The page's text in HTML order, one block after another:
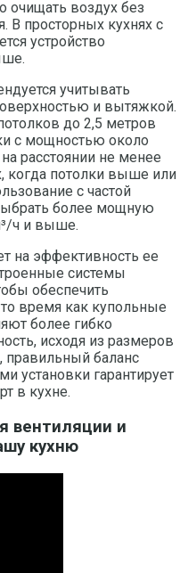
очищать воздух без
В просторных кухнях с
устройство
учитывать
и вытяжкой.
до 2,5 метров
с мощностью около
расстоянии не менее
когда потолки выше или
с частой
более мощную
ч и выше.
на эффективность ее
системы
обеспечить
время как купольные
более гибко
исходя из размеров
правильный баланс
установки гарантирует
в кухне.
вентиляции и
кухню